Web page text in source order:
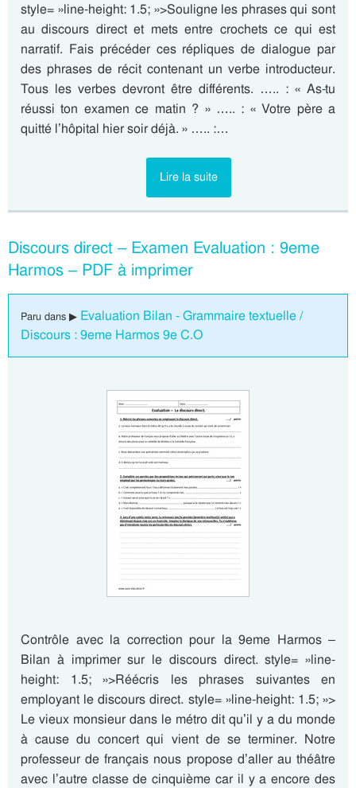
style= »line-height: 1.5; »>Souligne les phrases qui sont
au discours direct et mets entre crochets ce qui est
narratif. Fais précéder ces répliques de dialogue par
des phrases de récit contenant un verbe introducteur.
Tous les verbes devront être différents. ….. : « As-tu
réussi ton examen ce matin ? » ….. : « Votre père a
quitté l’hôpital hier soir déjà. » ….. :…
Lire la suite
Discours direct – Examen Evaluation : 9eme
Harmos – PDF à imprimer
Paru dans ▶ Evaluation Bilan - Grammaire textuelle /
Discours : 9eme Harmos 9e C.O
Contrôle avec la correction pour la 9eme Harmos –
Bilan à imprimer sur le discours direct. style= »line-
height: 1.5; »>Réécris les phrases suivantes en
employant le discours direct. style= »line-height: 1.5; »>
Le vieux monsieur dans le métro dit qu’il y a du monde
à cause du concert qui vient de se terminer. Notre
professeur de français nous propose d’aller au théâtre
avec l’autre classe de cinquième car il y a encore des